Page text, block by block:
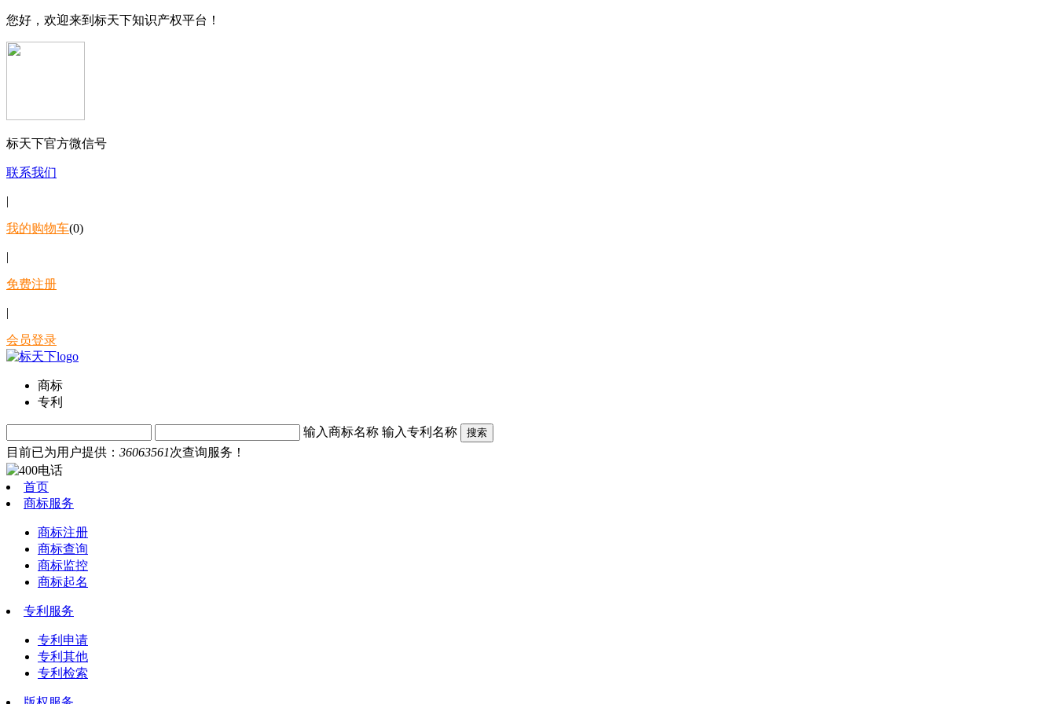
您好，欢迎来到标天下知识产权平台！
标天下官方微信号
联系我们
|
我的购物车(0)
|
免费注册
|
会员登录
商标
专利
输入商标名称 输入专利名称
目前已为用户提供： 36063561次查询服务！
首页
商标服务
商标注册
商标查询
商标监控
商标起名
专利服务
专利申请
专利其他
专利检索